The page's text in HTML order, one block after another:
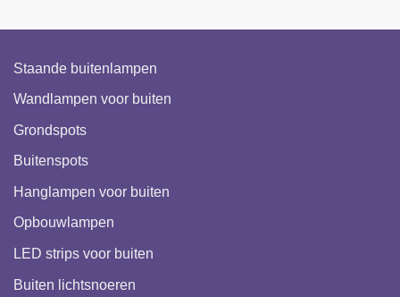
Staande buitenlampen
Wandlampen voor buiten
Grondspots
Buitenspots
Hanglampen voor buiten
Opbouwlampen
LED strips voor buiten
Buiten lichtsnoeren